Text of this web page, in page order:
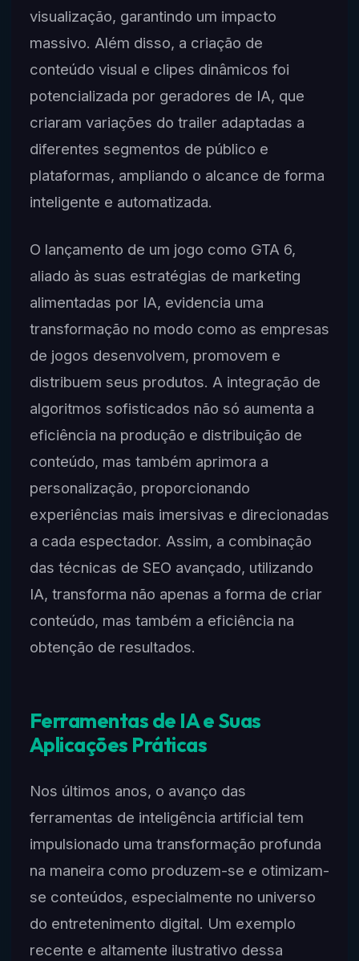
visualização, garantindo um impacto
massivo. Além disso, a criação de
conteúdo visual e clipes dinâmicos foi
potencializada por geradores de IA, que
criaram variações do trailer adaptadas a
diferentes segmentos de público e
plataformas, ampliando o alcance de forma
inteligente e automatizada.
O lançamento de um jogo como GTA 6,
aliado às suas estratégias de marketing
alimentadas por IA, evidencia uma
transformação no modo como as empresas
de jogos desenvolvem, promovem e
distribuem seus produtos. A integração de
algoritmos sofisticados não só aumenta a
eficiência na produção e distribuição de
conteúdo, mas também aprimora a
personalização, proporcionando
experiências mais imersivas e direcionadas
a cada espectador. Assim, a combinação
das técnicas de SEO avançado, utilizando
IA, transforma não apenas a forma de criar
conteúdo, mas também a eficiência na
obtenção de resultados.
Ferramentas de IA e Suas
Aplicações Práticas
Nos últimos anos, o avanço das
ferramentas de inteligência artificial tem
impulsionado uma transformação profunda
na maneira como produzem-se e otimizam-
se conteúdos, especialmente no universo
do entretenimento digital. Um exemplo
recente e altamente ilustrativo dessa